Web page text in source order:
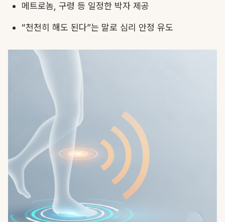
메트로놈, 구령 등 일정한 박자 제공
“천천히 해도 된다”는 말로 심리 안정 유도